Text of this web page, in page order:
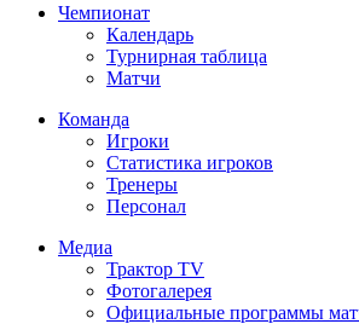
Чемпионат
Календарь
Турнирная таблица
Матчи
Команда
Игроки
Статистика игроков
Тренеры
Персонал
Медиа
Трактор TV
Фотогалерея
Официальные программы